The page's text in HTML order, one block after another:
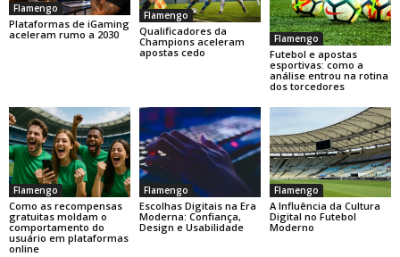
Flamengo
Plataformas de iGaming
aceleram rumo a 2030
Flamengo
Qualificadores da
Champions aceleram
apostas cedo
Flamengo
Futebol e apostas
esportivas: como a
análise entrou na rotina
dos torcedores
Flamengo
Como as recompensas
gratuitas moldam o
comportamento do
usuário em plataformas
online
Flamengo
Escolhas Digitais na Era
Moderna: Confiança,
Design e Usabilidade
Flamengo
A Influência da Cultura
Digital no Futebol
Moderno